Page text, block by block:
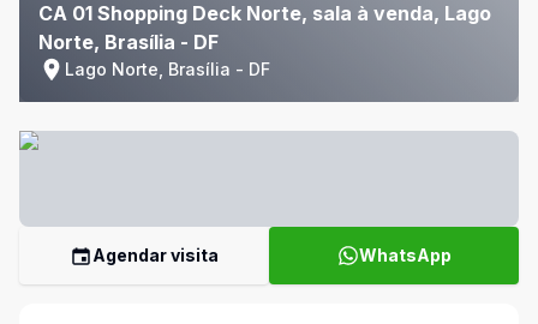
CA 01 Shopping Deck Norte, sala à venda, Lago
Norte, Brasília - DF
Lago Norte, Brasília - DF
Agendar visita WhatsApp